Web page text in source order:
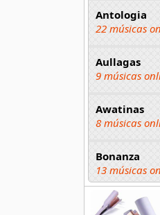
Antologia
22 músicas
Aullagas
9 músicas
Awatinas
8 músicas
Bonanza
13 músicas
Chayac